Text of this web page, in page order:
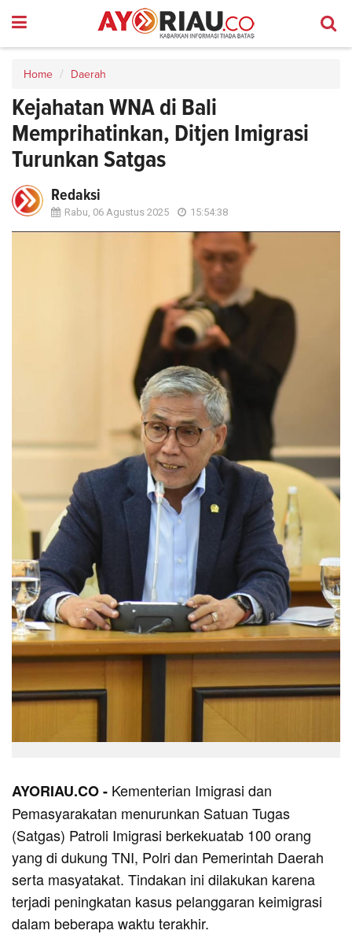
Home Daerah
Kejahatan WNA di Bali
Memprihatinkan, Ditjen Imigrasi
Turunkan Satgas
Redaksi
Rabu, 06 Agustus 2025 15:54:38
AYORIAU.CO - Kementerian Imigrasi dan
Pemasyarakatan menurunkan Satuan Tugas
(Satgas) Patroli Imigrasi berkekuatab 100 orang
yang di dukung TNI, Polri dan Pemerintah Daerah
serta masyatakat. Tindakan ini dilakukan karena
terjadi peningkatan kasus pelanggaran keimigrasi
dalam beberapa waktu terakhir.